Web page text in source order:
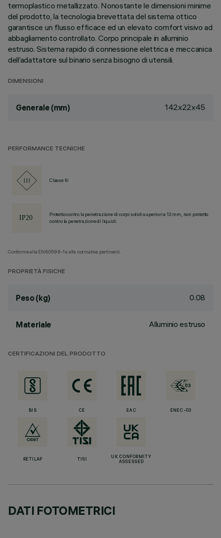
termoplastico metallizzato. Nonostante le dimensioni minime
del prodotto, la tecnologia brevettata del sistema ottico
garantisce un flusso efficace ed un elevato comfort visivo ad
abbagliamento controllato. Corpo principale in alluminio
estruso. Sistema rapido di connessione elettrica e meccanica
dell’adattatore sul binario senza bisogno di utensili.
DIMENSIONI
Generale (mm) 142x22x45
PERFORMANCE TECNICHE
Classe III
Protetto contro la penetrazione di corpi solidi superiori a 12 mm, non protetto
contro la penetrazione di liquidi.
Conforme alla EN60598-1 e alle normative pertinenti.
PROPRIETÀ FISICHE
Peso (kg) 0.08
Materiale Alluminio estruso
CERTIFICAZIONI DEL PRODOTTO
BIS CE EAC ENEC-03
RETILAP TISI
UK CONFORMITY
ASSESSED
DATI FOTOMETRICI